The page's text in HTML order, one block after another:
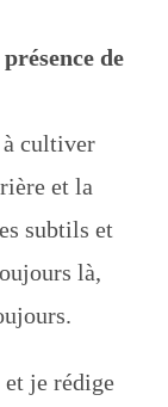
de
à cultiver
et la
subtils et
là,
et je rédige